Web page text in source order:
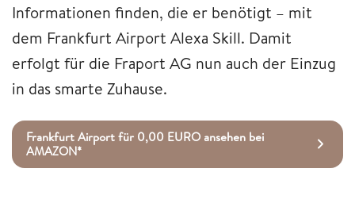
Informationen finden, die er benötigt – mit
dem Frankfurt Airport Alexa Skill. Damit
erfolgt für die Fraport AG nun auch der Einzug
in das smarte Zuhause.
Frankfurt Airport für 0,00 EURO ansehen bei
AMAZON*